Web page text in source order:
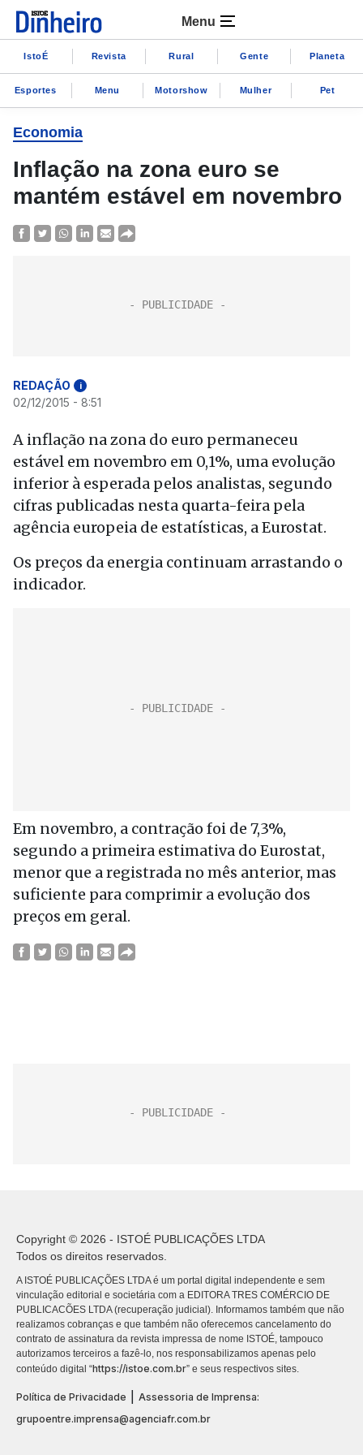
Menu
IstoÉ Revista Rural Gente Planeta
Esportes Menu Motorshow Mulher Pet
Economia
Inflação na zona euro se
mantém estável em novembro
REDAÇÃO i
02/12/2015 - 8:51
A inflação na zona do euro permaneceu
estável em novembro em 0,1%, uma evolução
inferior à esperada pelos analistas, segundo
cifras publicadas nesta quarta-feira pela
agência europeia de estatísticas, a Eurostat.
Os preços da energia continuam arrastando o
indicador.
Em novembro, a contração foi de 7,3%,
segundo a primeira estimativa do Eurostat,
menor que a registrada no mês anterior, mas
suficiente para comprimir a evolução dos
preços em geral.
Copyright © 2026 - ISTOÉ PUBLICAÇÕES LTDA
Todos os direitos reservados.
A ISTOÉ PUBLICAÇÕES LTDA é um portal digital independente e sem
vinculação editorial e societária com a EDITORA TRES COMÉRCIO DE
PUBLICACÕES LTDA (recuperação judicial). Informamos também que não
realizamos cobranças e que também não oferecemos cancelamento do
contrato de assinatura da revista impressa de nome ISTOÉ, tampouco
autorizamos terceiros a fazê-lo, nos responsabilizamos apenas pelo
conteúdo digital “https://istoe.com.br” e seus respectivos sites.
Política de Privacidade
Assessoria de Imprensa:
grupoentre.imprensa@agenciafr.com.br